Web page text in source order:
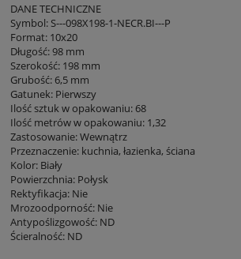
DANE TECHNICZNE
Symbol: S---098X198-1-NECR.BI---P
Format: 10x20
Długość: 98 mm
Szerokość: 198 mm
Grubość: 6,5 mm
Gatunek: Pierwszy
Ilość sztuk w opakowaniu: 68
Ilość metrów w opakowaniu: 1,32
Zastosowanie: Wewnątrz
Przeznaczenie: kuchnia, łazienka, ściana
Kolor: Biały
Powierzchnia: Połysk
Rektyfikacja: Nie
Mrozoodporność: Nie
Antypoślizgowość: ND
Ścieralność: ND